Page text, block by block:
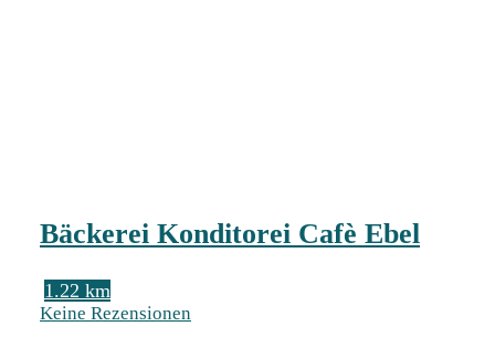
Bäckerei Konditorei Cafè Ebel
1.22 km
Keine Rezensionen